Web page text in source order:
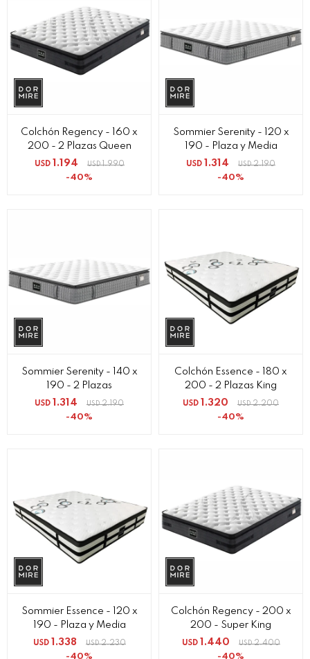
Colchón Regency - 160 x
200 - 2 Plazas Queen
USD 1.194 USD 1.990
40
Sommier Serenity - 120 x
190 - Plaza y Media
USD 1.314 USD 2.190
40
Sommier Serenity - 140 x
190 - 2 Plazas
USD 1.314 USD 2.190
40
Colchón Essence - 180 x
200 - 2 Plazas King
USD 1.320 USD 2.200
40
Sommier Essence - 120 x
190 - Plaza y Media
USD 1.338 USD 2.230
40
Colchón Regency - 200 x
200 - Super King
USD 1.440 USD 2.400
40